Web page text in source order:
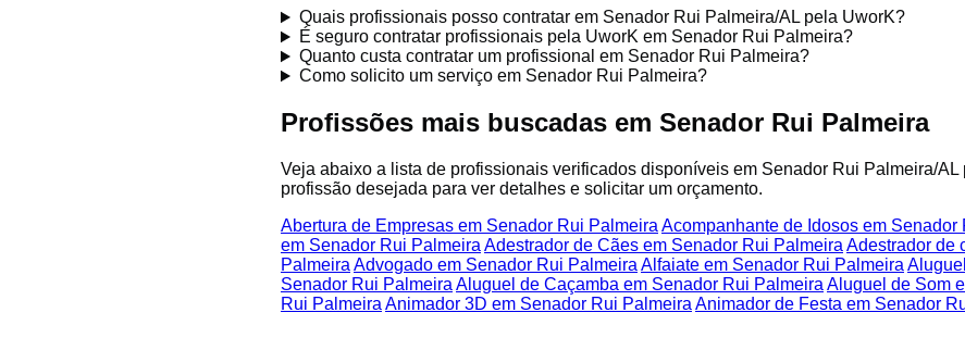
Quais profissionais posso contratar em Senador Rui Palmeira/AL pela UworK?
É seguro contratar profissionais pela UworK em Senador Rui Palmeira?
Quanto custa contratar um profissional em Senador Rui Palmeira?
Como solicito um serviço em Senador Rui Palmeira?
Profissões mais buscadas em Senador Rui Palmeira
Veja abaixo a lista de profissionais verificados disponíveis em Senador Rui Palmeira/
profissão desejada para ver detalhes e solicitar um orçamento.
Abertura de Empresas em Senador Rui Palmeira Acompanhante de Idosos em Senador
em Senador Rui Palmeira Adestrador de Cães em Senador Rui Palmeira Adestrador de
Palmeira Advogado em Senador Rui Palmeira Alfaiate em Senador Rui Palmeira
Senador Rui Palmeira Aluguel de Caçamba em Senador Rui Palmeira Aluguel de Som
Rui Palmeira Animador 3D em Senador Rui Palmeira Animador de Festa em Senador